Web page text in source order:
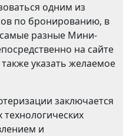
одним из
по бронированию, в
разные Мини-
на сайте
указать желаемое
заключается
и